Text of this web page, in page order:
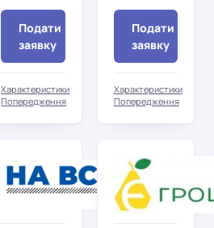
Подати
заявку
Характеристики
Попередження
Подати
заявку
Характеристики
Попередження
SOS
CREDIT
НаВсе